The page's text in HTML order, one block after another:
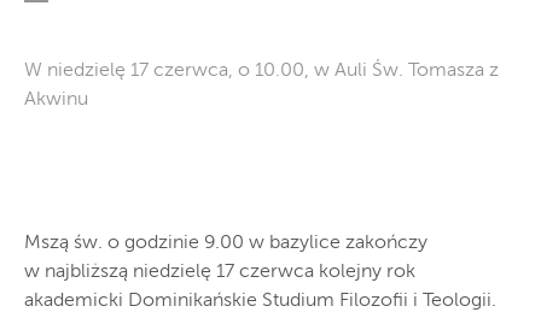
W niedzielę 17 czerwca, o 10.00, w Auli Św. Tomasza z
Akwinu
Mszą św. o godzinie 9.00 w bazylice zakończy
w najbliższą niedzielę 17 czerwca kolejny rok
akademicki Dominikańskie Studium Filozofii i Teologii.